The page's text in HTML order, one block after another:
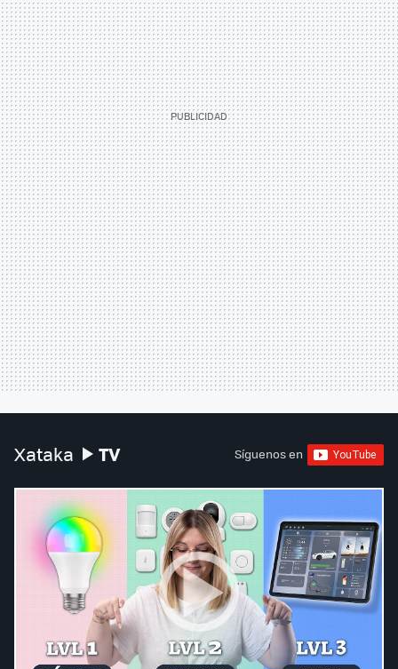
Xataka TV Síguenos en